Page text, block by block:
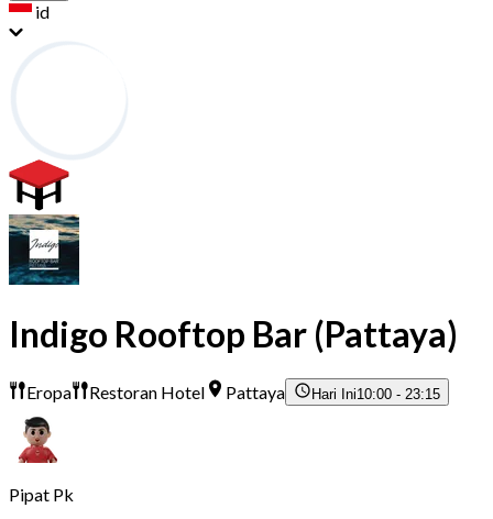
id
Indigo Rooftop Bar (Pattaya)
Eropa Restoran Hotel Pattaya Hari Ini10:00 - 23:15
Pipat Pk